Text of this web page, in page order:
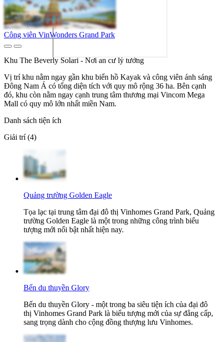
Công viên VinWonders Grand Park
Khu The Beverly Solari - Nơi an cư lý tưởng
Vị trí khu nằm ngay gần khu biển hồ Kayak và công viên ánh sáng
Đông Nam Á có tổng diện tích với quy mô rộng 36 ha. Bên cạnh
đó, khu còn nằm ngay cạnh trung tâm thương mại Vincom Mega
Mall có quy mô lớn nhất miền Nam.
Danh sách tiện ích
Giải trí (4)
Quảng trường Golden Eagle
Tọa lạc tại trung tâm đại đô thị Vinhomes Grand Park, Quảng
trường Golden Eagle là một trong những công trình biểu
tượng mới nổi bật nhất hiện nay.
Bến du thuyền Glory
Bến du thuyền Glory - một trong ba siêu tiện ích của đại đô
thị Vinhomes Grand Park là biểu tượng mới của sự đẳng cấp,
sang trọng dành cho cộng đồng thượng lưu Vinhomes.